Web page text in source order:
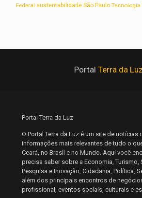
Federal sustentabilidade São Paulo Tecnologia
Portal Terra da Luz
Portal Terra da Luz
O Portal Terra da Luz é um site de notícias
informações mais relevantes de tudo o
Ceará, no Brasil e no Mundo. Aqui você
precisa saber sobre a Economia, Turismo,
Pesquisa e Inovação, Cidadania, Política,
além dos principais encontros de
profissional, eventos sociais, culturais e